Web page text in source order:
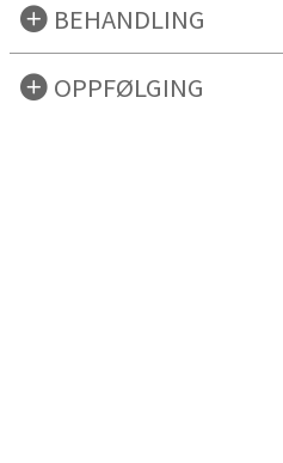
BEHANDLING
OPPFØLGING